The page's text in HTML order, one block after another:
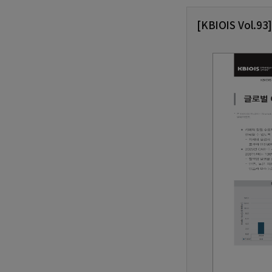
[KBIOIS